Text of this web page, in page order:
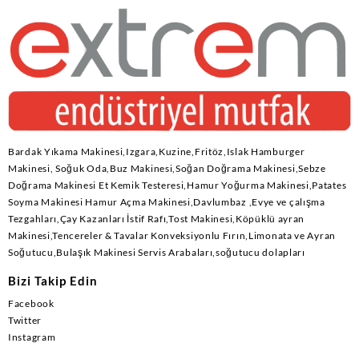
Bardak Yıkama Makinesi,Izgara,Kuzine,Fritöz,Islak Hamburger
Makinesi, Soğuk Oda,Buz Makinesi,Soğan Doğrama Makinesi,Sebze
Doğrama Makinesi Et Kemik Testeresi,Hamur Yoğurma Makinesi,Patates
Soyma Makinesi Hamur Açma Makinesi,Davlumbaz ,Evye ve çalışma
Tezgahları,Çay Kazanları İstif Rafı,Tost Makinesi,Köpüklü ayran
Makinesi,Tencereler & Tavalar Konveksiyonlu Fırın,Limonata ve Ayran
Soğutucu,Bulaşık Makinesi Servis Arabaları,soğutucu dolapları
Bizi Takip Edin
Facebook
Twitter
Instagram